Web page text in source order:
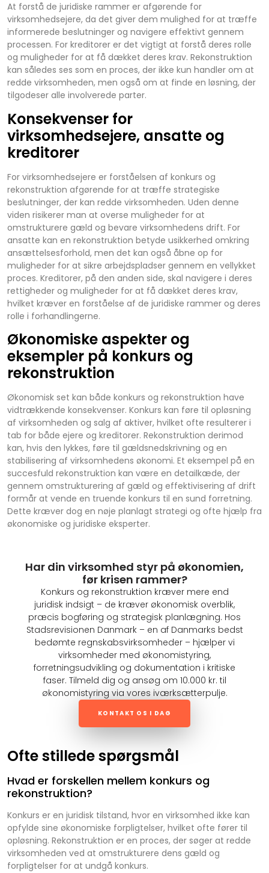
At forstå de juridiske rammer er afgørende for
virksomhedsejere, da det giver dem mulighed for at træffe
informerede beslutninger og navigere effektivt gennem
processen. For kreditorer er det vigtigt at forstå deres rolle
og muligheder for at få dækket deres krav. Rekonstruktion
kan således ses som en proces, der ikke kun handler om at
redde virksomheden, men også om at finde en løsning, der
tilgodeser alle involverede parter.
Konsekvenser for
virksomhedsejere, ansatte og
kreditorer
For virksomhedsejere er forståelsen af konkurs og
rekonstruktion afgørende for at træffe strategiske
beslutninger, der kan redde virksomheden. Uden denne
viden risikerer man at overse muligheder for at
omstrukturere gæld og bevare virksomhedens drift. For
ansatte kan en rekonstruktion betyde usikkerhed omkring
ansættelsesforhold, men det kan også åbne op for
muligheder for at sikre arbejdspladser gennem en vellykket
proces. Kreditorer, på den anden side, skal navigere i deres
rettigheder og muligheder for at få dækket deres krav,
hvilket kræver en forståelse af de juridiske rammer og deres
rolle i forhandlingerne.
Økonomiske aspekter og
eksempler på konkurs og
rekonstruktion
Økonomisk set kan både konkurs og rekonstruktion have
vidtrækkende konsekvenser. Konkurs kan føre til opløsning
af virksomheden og salg af aktiver, hvilket ofte resulterer i
tab for både ejere og kreditorer. Rekonstruktion derimod
kan, hvis den lykkes, føre til gældsnedskrivning og en
stabilisering af virksomhedens økonomi. Et eksempel på en
succesfuld rekonstruktion kan være en detailkæde, der
gennem omstrukturering af gæld og effektivisering af drift
formår at vende en truende konkurs til en sund forretning.
Dette kræver dog en nøje planlagt strategi og ofte hjælp fra
økonomiske og juridiske eksperter.
Har din virksomhed styr på økonomien,
før krisen rammer?
Konkurs og rekonstruktion kræver mere end
juridisk indsigt – de kræver økonomisk overblik,
præcis bogføring og strategisk planlægning. Hos
Stadsrevisionen Danmark – en af Danmarks bedst
bedømte regnskabsvirksomheder – hjælper vi
virksomheder med økonomistyring,
forretningsudvikling og dokumentation i kritiske
faser. Tilmeld dig og ansøg om 10.000 kr. til
økonomistyring via vores iværksætterpulje.
KONTAKT OS I DAG
Ofte stillede spørgsmål
Hvad er forskellen mellem konkurs og
rekonstruktion?
Konkurs er en juridisk tilstand, hvor en virksomhed ikke kan
opfylde sine økonomiske forpligtelser, hvilket ofte fører til
opløsning. Rekonstruktion er en proces, der søger at redde
virksomheden ved at omstrukturere dens gæld og
forpligtelser for at undgå konkurs.